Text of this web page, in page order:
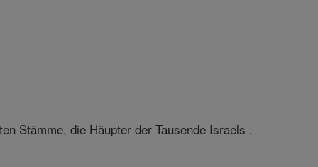
Stämme, die Häupter der Tausende Israels .